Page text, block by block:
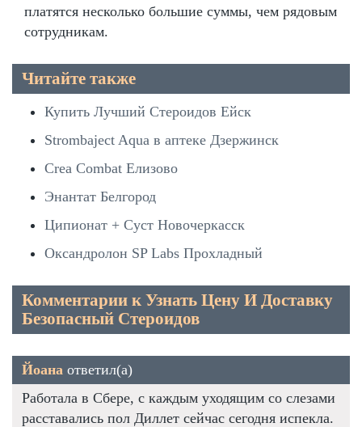
платятся несколько большие суммы, чем рядовым
сотрудникам.
Читайте также
Купить Лучший Стероидов Ейск
Strombaject Aqua в аптеке Дзержинск
Crea Combat Елизово
Энантат Белгород
Ципионат + Суст Новочеркасск
Оксандролон SP Labs Прохладный
Комментарии к Узнать Цену И Доставку
Безопасный Стероидов
Йоана ответил(а)
Работала в Сбере, с каждым уходящим со слезами
расставались пол Диллет сейчас сегодня испекла.